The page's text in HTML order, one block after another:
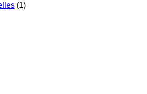
(1)